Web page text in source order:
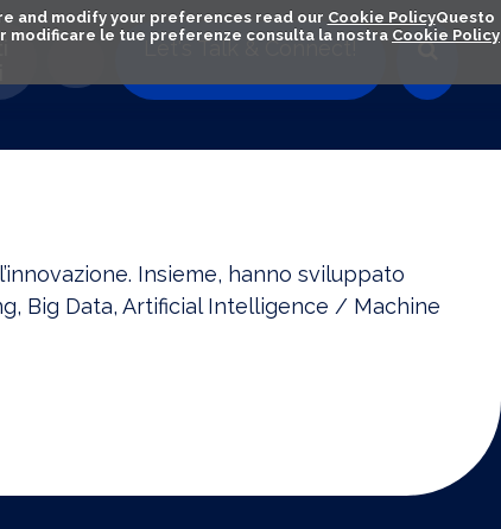
and modify your preferences read our Cookie PolicyQuesto
modificare le tue preferenze consulta la nostra Cookie Policy
Let's Talk & Connect!
Insieme, hanno sviluppato
Big Data, Artificial Intelligence / Machine